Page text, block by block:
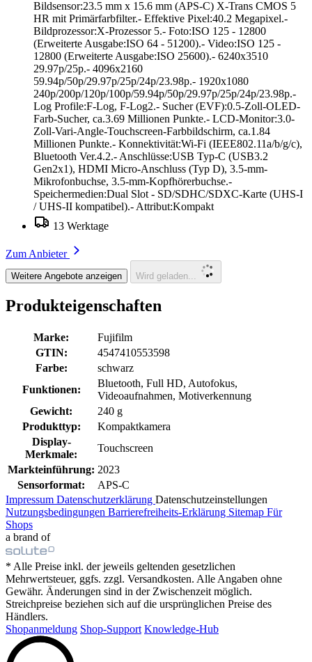
Bildsensor:23.5 mm x 15.6 mm (APS-C) X-Trans CMOS 5
HR mit Primärfarbfilter.- Effektive Pixel:40.2 Megapixel.-
Bildprozessor:X-Prozessor 5.- Foto:ISO 125 - 12800
(Erweiterte Ausgabe:ISO 64 - 51200).- Video:ISO 125 -
12800 (Erweiterte Ausgabe:ISO 25600).- 6240x3510
29.97p/25p.- 4096x2160
59.94p/50p/29.97p/25p/24p/23.98p.- 1920x1080
240p/200p/120p/100p/59.94p/50p/29.97p/25p/24p/23.98p.-
Log Profile:F-Log, F-Log2.- Sucher (EVF):0.5-Zoll-OLED-
Farb-Sucher, ca.3.69 Millionen Punkte.- LCD-Monitor:3.0-
Zoll-Vari-Angle-Touchscreen-Farbbildschirm, ca.1.84
Millionen Punkte.- Konnektivität:Wi-Fi (IEEE802.11a/b/g/c),
Bluetooth Ver.4.2.- Anschlüsse:USB Typ-C (USB3.2
Gen2x1), HDMI Micro-Anschluss (Typ D), 3.5-mm-
Mikrofonbuchse, 3.5-mm-Kopfhörerbuchse.-
Speichermedien:Dual Slot - SD/SDHC/SDXC-Karte (UHS-I
/ UHS-II kompatibel).- Attribut:Kompakt
13 Werktage
Zum Anbieter
Weitere Angebote anzeigen Wird geladen...
Produkteigenschaften
Marke:
Fujifilm
GTIN:
4547410553598
Farbe:
schwarz
Funktionen:
Bluetooth, Full HD, Autofokus,
Videoaufnahmen, Motiverkennung
Gewicht:
240 g
Produkttyp:
Kompaktkamera
Display-
Merkmale:
Touchscreen
Markteinführung: 2023
Sensorformat:
APS-C
Impressum Datenschutzerklärung Datenschutzeinstellungen
Nutzungsbedingungen Barrierefreiheits-Erklärung Sitemap Für
Shops
a brand of
* Alle Preise inkl. der jeweils geltenden gesetzlichen
Mehrwertsteuer, ggfs. zzgl. Versandkosten. Alle Angaben ohne
Gewähr. Änderungen sind in der Zwischenzeit möglich.
Streichpreise beziehen sich auf die ursprünglichen Preise des
Händlers.
Shopanmeldung Shop-Support Knowledge-Hub